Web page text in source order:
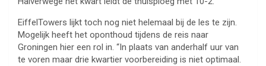
EiffelTowers lijkt toch nog niet helemaal bij de les te zijn.
Mogelijk heeft het oponthoud tijdens de reis naar
Groningen hier een rol in. “In plaats van anderhalf uur van
te voren maar drie kwartier voorbereiding is niet optimaal.